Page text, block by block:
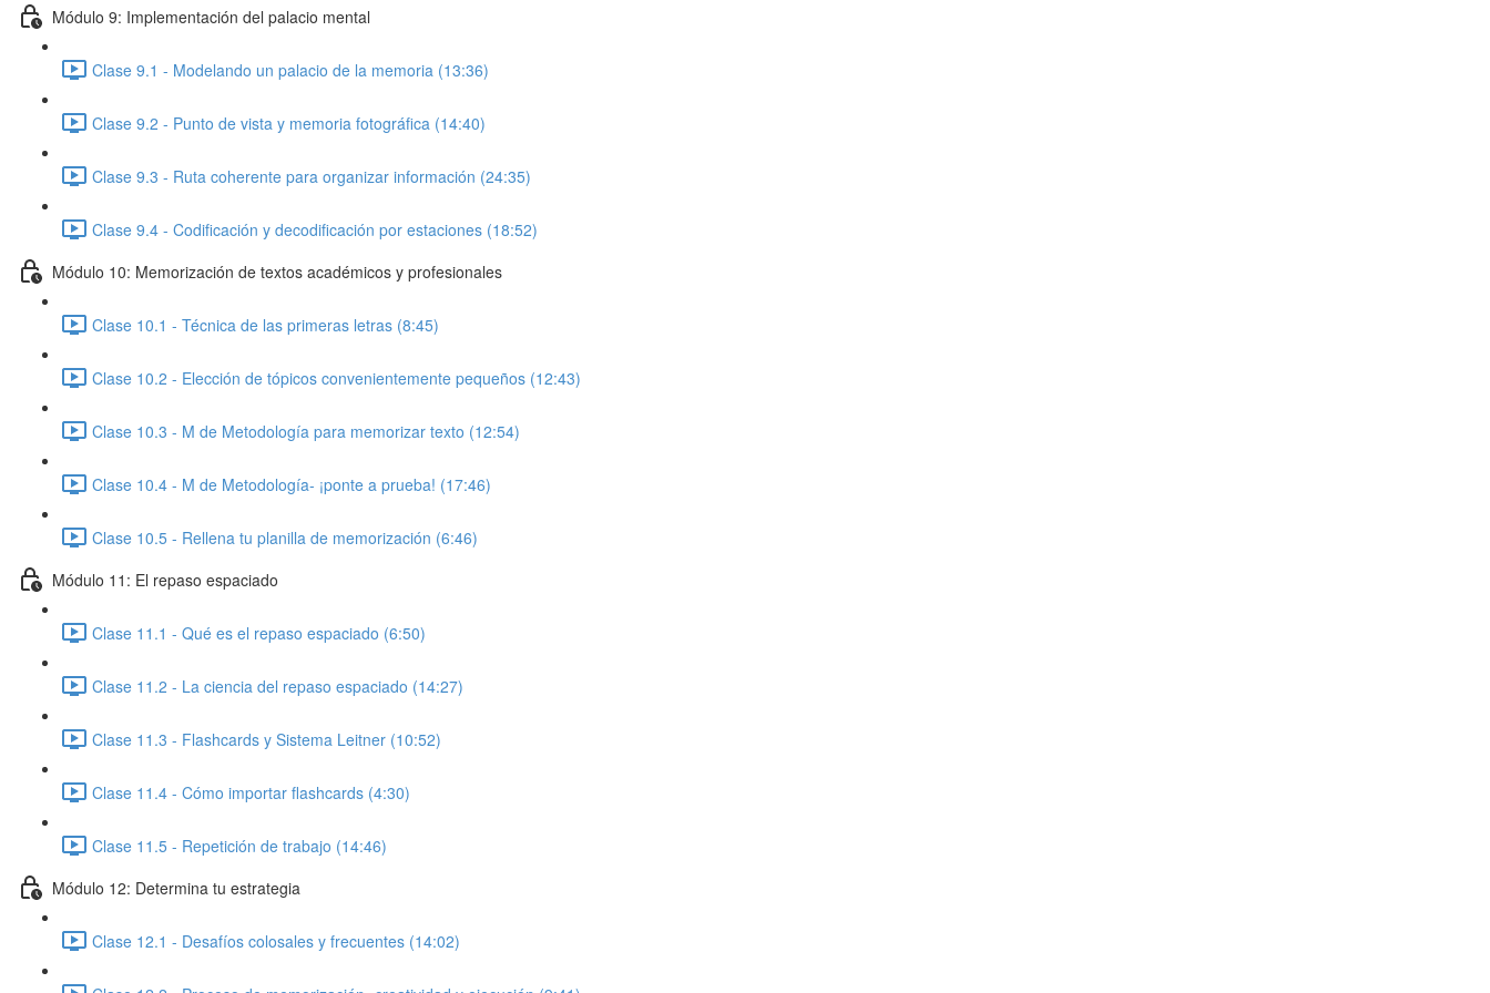
Módulo 9: Implementación del palacio mental
Clase 9.1 - Modelando un palacio de la memoria (13:36)
Clase 9.2 - Punto de vista y memoria fotográfica (14:40)
Clase 9.3 - Ruta coherente para organizar información (24:35)
Clase 9.4 - Codificación y decodificación por estaciones (18:52)
Módulo 10: Memorización de textos académicos y profesionales
Clase 10.1 - Técnica de las primeras letras (8:45)
Clase 10.2 - Elección de tópicos convenientemente pequeños (12:43)
Clase 10.3 - M de Metodología para memorizar texto (12:54)
Clase 10.4 - M de Metodología- ¡ponte a prueba! (17:46)
Clase 10.5 - Rellena tu planilla de memorización (6:46)
Módulo 11: El repaso espaciado
Clase 11.1 - Qué es el repaso espaciado (6:50)
Clase 11.2 - La ciencia del repaso espaciado (14:27)
Clase 11.3 - Flashcards y Sistema Leitner (10:52)
Clase 11.4 - Cómo importar flashcards (4:30)
Clase 11.5 - Repetición de trabajo (14:46)
Módulo 12: Determina tu estrategia
Clase 12.1 - Desafíos colosales y frecuentes (14:02)